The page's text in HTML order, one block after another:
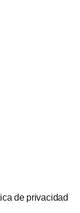
de privacidad